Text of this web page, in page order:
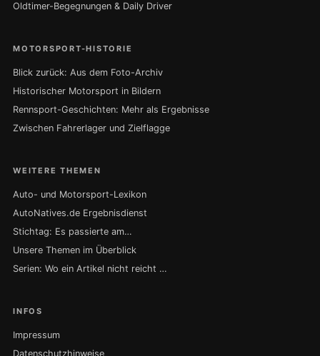
Oldtimer-Begegnungen & Daily Driver
MOTORSPORT-HISTORIE
Blick zurück: Aus dem Foto-Archiv
Historischer Motorsport in Bildern
Rennsport-Geschichten: Mehr als Ergebnisse
Zwischen Fahrerlager und Zielflagge
WEITERE THEMEN
Auto- und Motorsport-Lexikon
AutoNatives.de Ergebnisdienst
Stichtag: Es passierte am…
Unsere Themen im Überblick
Serien: Wo ein Artikel nicht reicht …
INFOS
Impressum
Datenschutzhinweise